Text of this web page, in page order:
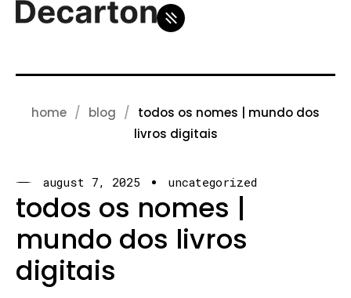
home blog
todos os nomes | mundo dos
livros digitais
august 7, 2025 uncategorized
todos os nomes |
mundo dos livros
digitais